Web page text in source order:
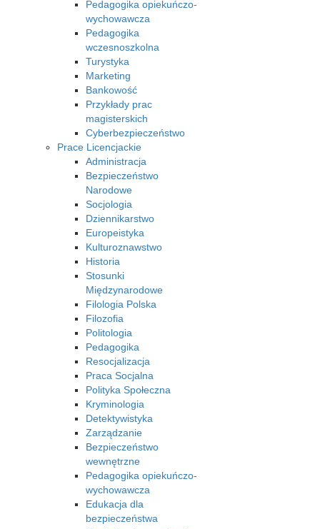
Pedagogika opiekuńczo-
wychowawcza
Pedagogika
wczesnoszkolna
Turystyka
Marketing
Bankowość
Przykłady prac
magisterskich
Cyberbezpieczeństwo
Prace Licencjackie
Administracja
Bezpieczeństwo
Narodowe
Socjologia
Dziennikarstwo
Europeistyka
Kulturoznawstwo
Historia
Stosunki
Międzynarodowe
Filologia Polska
Filozofia
Politologia
Pedagogika
Resocjalizacja
Praca Socjalna
Polityka Społeczna
Kryminologia
Detektywistyka
Zarządzanie
Bezpieczeństwo
wewnętrzne
Pedagogika opiekuńczo-
wychowawcza
Edukacja dla
bezpieczeństwa